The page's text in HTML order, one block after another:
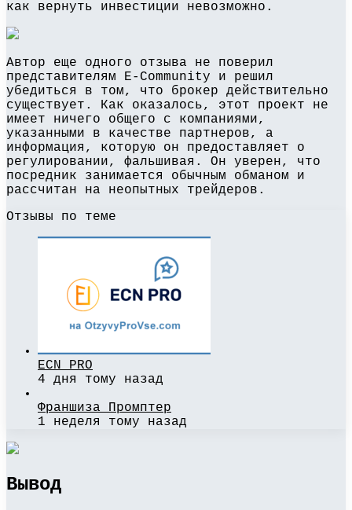
как вернуть инвестиции невозможно.
Автор еще одного отзыва не поверил
представителям E-Community и решил
убедиться в том, что брокер действительно
существует. Как оказалось, этот проект не
имеет ничего общего с компаниями,
указанными в качестве партнеров, а
информация, которую он предоставляет о
регулировании, фальшивая. Он уверен, что
посредник занимается обычным обманом и
рассчитан на неопытных трейдеров.
Отзывы по теме
ECN PRO
4 дня тому назад
Франшиза Промптер
1 неделя тому назад
Вывод